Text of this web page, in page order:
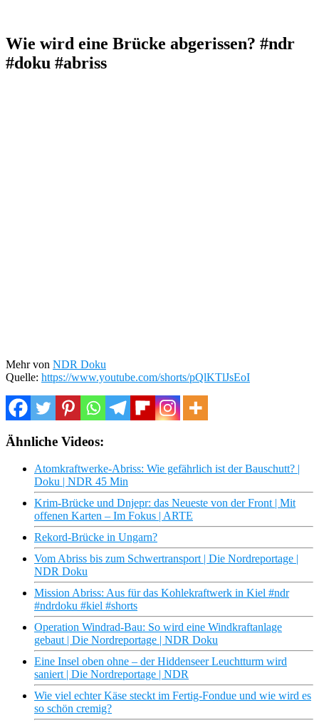
Wie wird eine Brücke abgerissen? #ndr
#doku #abriss
Mehr von NDR Doku
Quelle: https://www.youtube.com/shorts/pQlKTlJsEoI
Ähnliche Videos:
Atomkraftwerke-Abriss: Wie gefährlich ist der Bauschutt? |
Doku | NDR 45 Min
Krim-Brücke und Dnjepr: das Neueste von der Front | Mit
offenen Karten – Im Fokus | ARTE
Rekord-Brücke in Ungarn?
Vom Abriss bis zum Schwertransport | Die Nordreportage |
NDR Doku
Mission Abriss: Aus für das Kohlekraftwerk in Kiel #ndr
#ndrdoku #kiel #shorts
Operation Windrad-Bau: So wird eine Windkraftanlage
gebaut | Die Nordreportage | NDR Doku
Eine Insel oben ohne – der Hiddenseer Leuchtturm wird
saniert | Die Nordreportage | NDR
Wie viel echter Käse steckt im Fertig-Fondue und wie wird es
so schön cremig?